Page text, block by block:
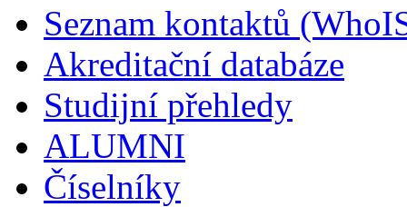
Seznam kontaktů
Akreditační databáze
Studijní přehledy
ALUMNI
Číselníky